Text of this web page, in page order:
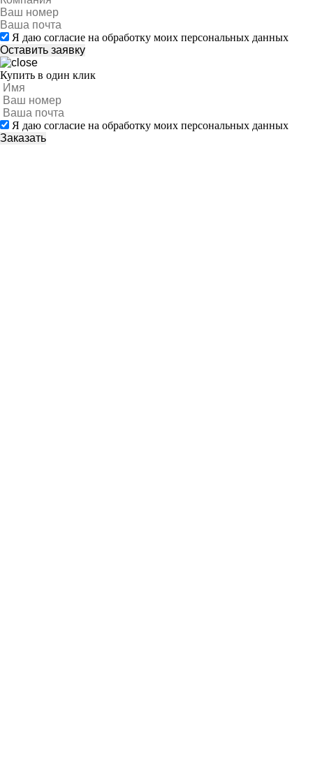
Я даю согласие на обработку моих персональных данных
Купить в один клик
Я даю согласие на обработку моих персональных данных